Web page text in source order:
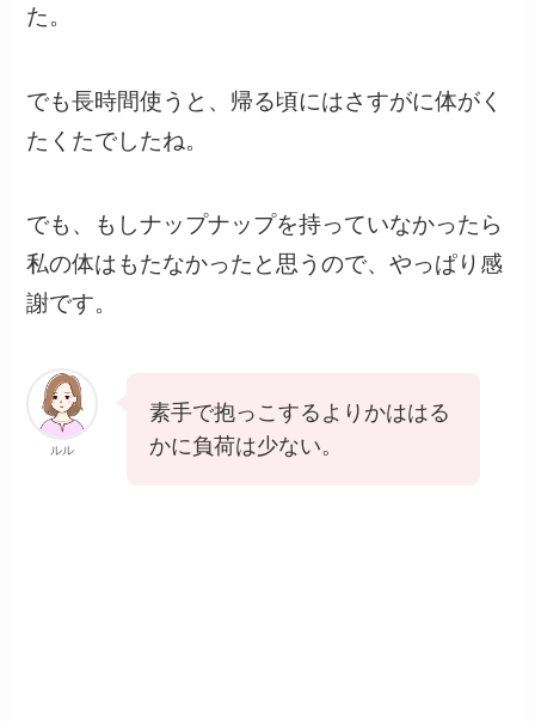
た。
でも長時間使うと、帰る頃にはさすがに体がく
たくたでしたね。
でも、もしナップナップを持っていなかったら
私の体はもたなかったと思うので、やっぱり感
謝です。
ルル
素手で抱っこするよりかははる
かに負荷は少ない。